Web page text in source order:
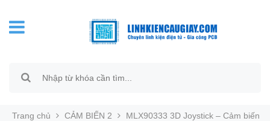
Trang chủ CẢM BIẾN 2 MLX90333 3D Joystick – Cảm biến